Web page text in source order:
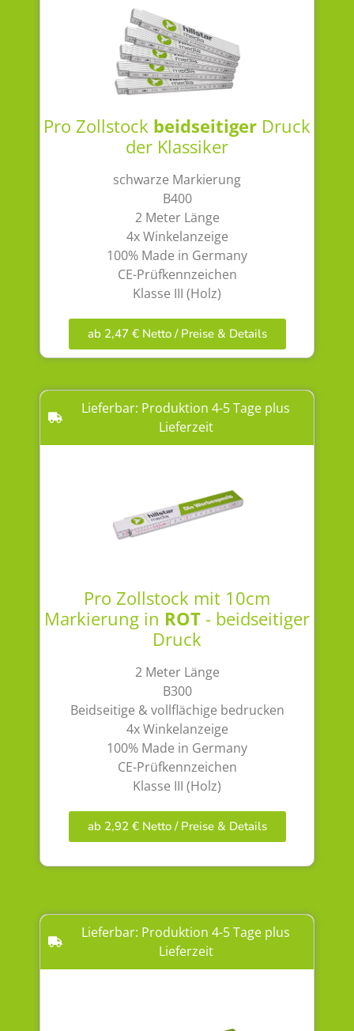
Pro Zollstock beidseitiger Druck
der Klassiker
schwarze Markierung
B400
2 Meter Länge
4x Winkelanzeige
100% Made in Germany
CE-Prüfkennzeichen
Klasse III (Holz)
ab 2,47 € Netto / Preise & Details
Lieferbar: Produktion 4-5 Tage plus
Lieferzeit
Pro Zollstock mit 10cm
Markierung in ROT- beidseitiger
Druck
2 Meter Länge
B300
Beidseitige & vollflächige bedrucken
4x Winkelanzeige
100% Made in Germany
CE-Prüfkennzeichen
Klasse III (Holz)
ab 2,92 € Netto / Preise & Details
Lieferbar: Produktion 4-5 Tage plus
Lieferzeit